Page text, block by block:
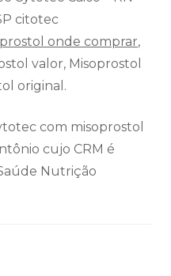
citotec
onde comprar,
valor, Misoprostol
original.
com misoprostol
cujo CRM é
Nutrição